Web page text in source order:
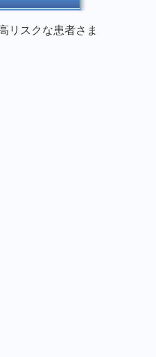
リスクな患者さま